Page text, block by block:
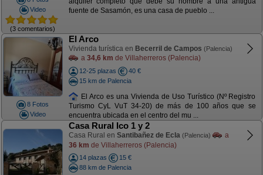
Video
(3 comentarios)
fuente de Sasamón, es una casa de pueblo ...
8 Fotos
Video
El Arco
Vivienda turística en Becerril de Campos (Palencia)
a 34,6 km de Villaherreros (Palencia)
12-25 plazas
40 €
15 km de Palencia
El Arco es una Vivienda de Uso Turístico (Nº Registro
Turismo CyL VuT 34-20) de más de 100 años que se
encuentra ubicada en el centro del mu ...
Casa Rural Ico 1 y 2
Casa Rural en Santibañez de Ecla (Palencia)
a
36 km de Villaherreros (Palencia)
14 plazas
15 €
88 km de Palencia